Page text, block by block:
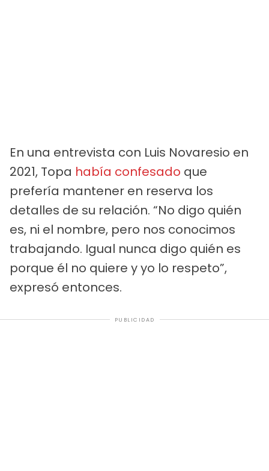
En una entrevista con Luis Novaresio en
2021, Topa había confesado que
prefería mantener en reserva los
detalles de su relación. “No digo quién
es, ni el nombre, pero nos conocimos
trabajando. Igual nunca digo quién es
porque él no quiere y yo lo respeto”,
expresó entonces.
PUBLICIDAD